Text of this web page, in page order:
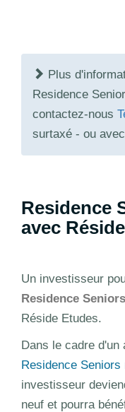
Plus
Residence
contactez-nous
surtaxé - ou
Residence
avec
Un investisseur
Residence
Réside Etudes.
Dans le cadre d'un
Residence Seniors
investisseur
neuf et pourra